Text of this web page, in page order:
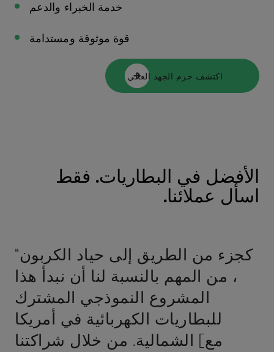
خدمة الخبراء والدعم
قوة موثوقة ومستدامة
اكتشف حزم الجهد العالي
الأفضل في البطاريات. فقط
اسأل عملائنا.
"كجزء من الطريق إلى حياد الكربون
، من المهم بالنسبة لنا أن نبدأ هذا
المشروع النموذجي المشترك
للبطاريات الكهربائية في أمريكا
الشمالية. من خلال شراكتنا [مع